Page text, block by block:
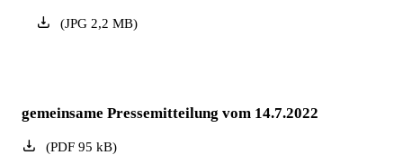
(JPG2,2 MB)
gemeinsame Pressemitteilung vom 14.7.2022
(PDF95 kB)